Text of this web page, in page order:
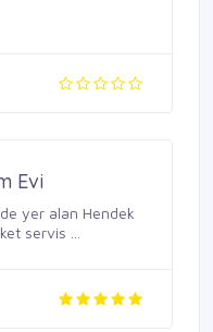
Evi
yer alan Hendek
paket servis ...